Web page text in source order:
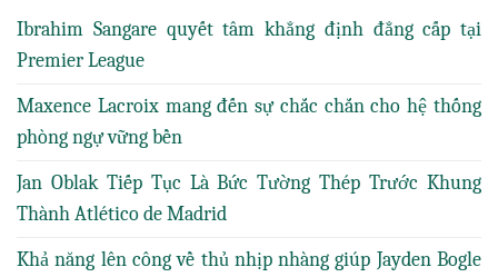
Ibrahim Sangare quyết tâm khẳng định đẳng cấp tại
Premier League
Maxence Lacroix mang đến sự chắc chắn cho hệ thống
phòng ngự vững bền
Jan Oblak Tiếp Tục Là Bức Tường Thép Trước Khung
Thành Atlético de Madrid
Khả năng lên công về thủ nhịp nhàng giúp Jayden Bogle